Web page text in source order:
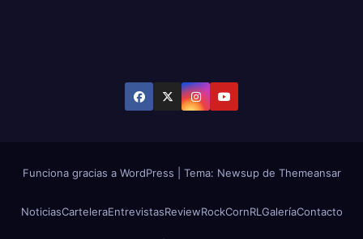
Funciona gracias a WordPress Tema: Newsup de Themeansar
NoticiasCarteleraEntrevistasReviewRockCornRLGaleríaContacto